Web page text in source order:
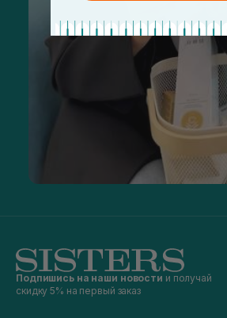
Подпишись на наши новости и получай
скидку 5% на первый заказ